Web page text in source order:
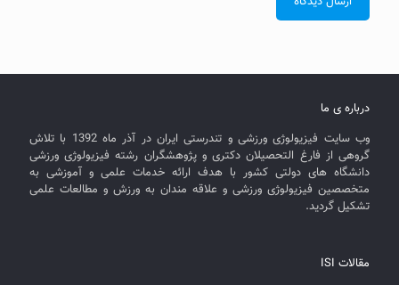
درباره ی ما
وب سایت فیزیولوژی ورزشی و تندرستی ایران در آذر ماه 1392 با تلاش
گروهی از فارغ التحصیلان دکتری و پژوهشگران رشته فیزیولوژی ورزشی
دانشگاه های دولتی کشور با هدف ارائه خدمات علمی و آموزشی به
متخصصین فیزیولوژی ورزشی و علاقه مندان به ورزش و مطالعات علمی
تشکیل گردید.
مقالات ISI